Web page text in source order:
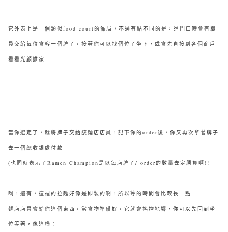
它外表上是一個類似food court的佈局，不過有點不同的是，進門口時會有職
員交給每位食客一個牌子，接著你可以找個位子坐下，或食先直接到各個商戶
看看光顧誰家
當你選定了，就將牌子交給該麵店店員，記下你的order後，你又再次拿著牌子
去一個總收銀處付款
(也同時表示了Ramen Champion是以每店牌子/ order的數量去定勝負啊!!
啊，還有，這裡的拉麵好像是即製的啊，所以等的時間會比較長一點
麵店店員會給你這個東西，當食物準備好，它就會搖控地響，你可以先回到坐
位等著，像這樣：